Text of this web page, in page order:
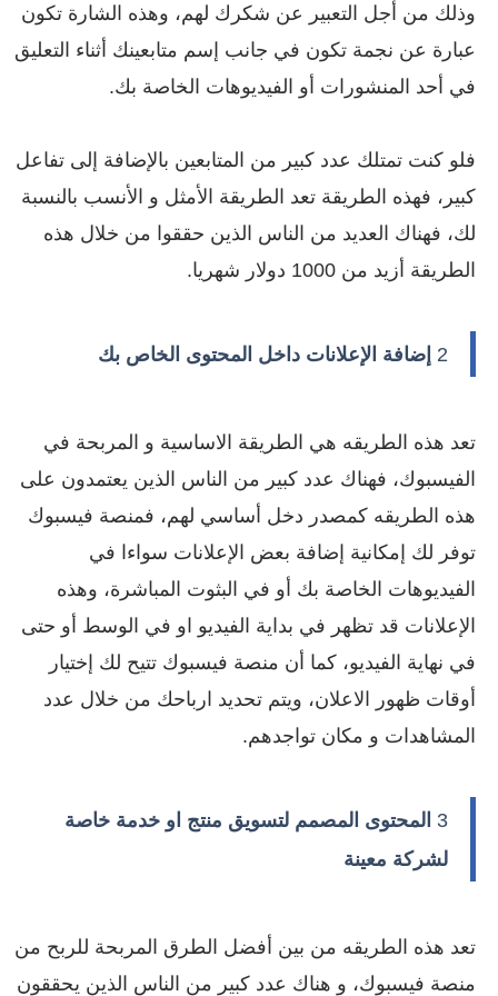
وذلك من أجل التعبير عن شكرك لهم، وهذه الشارة تكون
عبارة عن نجمة تكون في جانب إسم متابعينك أثناء التعليق
في أحد المنشورات أو الفيديوهات الخاصة بك.
فلو كنت تمتلك عدد كبير من المتابعين بالإضافة إلى تفاعل
كبير، فهذه الطريقة تعد الطريقة الأمثل و الأنسب بالنسبة
لك، فهناك العديد من الناس الذين حققوا من خلال هذه
الطريقة أزيد من 1000 دولار شهريا.
2 إضافة الإعلانات داخل المحتوى الخاص بك
تعد هذه الطريقه هي الطريقة الاساسية و المربحة في
الفيسبوك، فهناك عدد كبير من الناس الذين يعتمدون على
هذه الطريقه كمصدر دخل أساسي لهم، فمنصة فيسبوك
توفر لك إمكانية إضافة بعض الإعلانات سواءا في
الفيديوهات الخاصة بك أو في البثوت المباشرة، وهذه
الإعلانات قد تظهر في بداية الفيديو او في الوسط أو حتى
في نهاية الفيديو، كما أن منصة فيسبوك تتيح لك إختيار
أوقات ظهور الاعلان، ويتم تحديد ارباحك من خلال عدد
المشاهدات و مكان تواجدهم.
3 المحتوى المصمم لتسويق منتج او خدمة خاصة
لشركة معينة
تعد هذه الطريقه من بين أفضل الطرق المربحة للربح من
منصة فيسبوك، و هناك عدد كبير من الناس الذين يحققون